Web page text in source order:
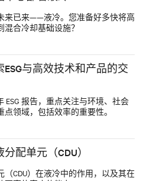
来已来——液冷。您准备好多快将高
合冷却基础设施？
与高效技术和产品的交
ESG 报告，重点关注与环境、社会
领域，包括效率的重要性。
配单元（CDU）
（CDU）在液冷中的作用，以及其在